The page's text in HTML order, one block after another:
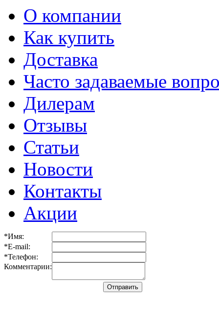
О компании
Как купить
Доставка
Часто задаваемые
Дилерам
Отзывы
Статьи
Новости
Контакты
Акции
*Имя:
*E-mail:
*Телефон:
Комментарии: